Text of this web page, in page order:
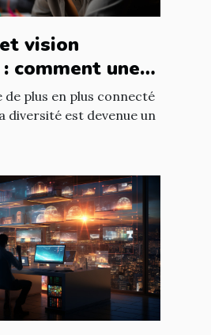
vision
comment une
peut
de plus en plus connecté
diversité est devenue un